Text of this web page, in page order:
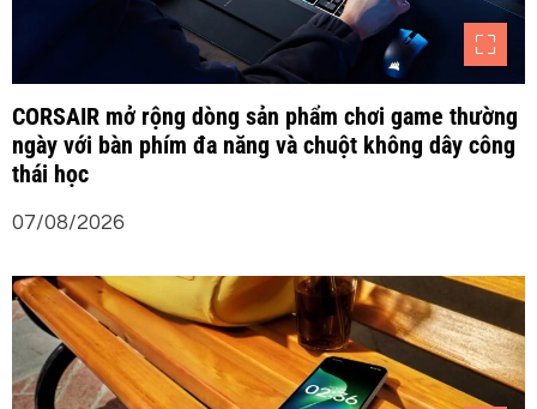
t
CORSAIR mở rộng dòng sản phẩm chơi game thường
ngày với bàn phím đa năng và chuột không dây công
thái học
07/08/2026